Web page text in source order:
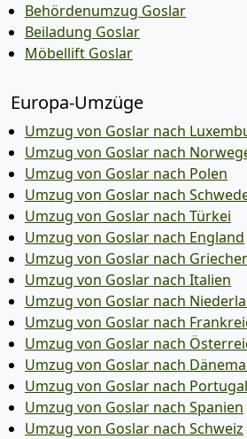
Behördenumzug Goslar
Beiladung Goslar
Möbellift Goslar
Europa-Umzüge
Umzug von Goslar nach
Umzug von Goslar nach
Umzug von Goslar nach Polen
Umzug von Goslar nach
Umzug von Goslar nach Türkei
Umzug von Goslar nach England
Umzug von Goslar nach
Umzug von Goslar nach Italien
Umzug von Goslar nach
Umzug von Goslar nach
Umzug von Goslar nach
Umzug von Goslar nach
Umzug von Goslar nach Portugal
Umzug von Goslar nach Spanien
Umzug von Goslar nach Schweiz